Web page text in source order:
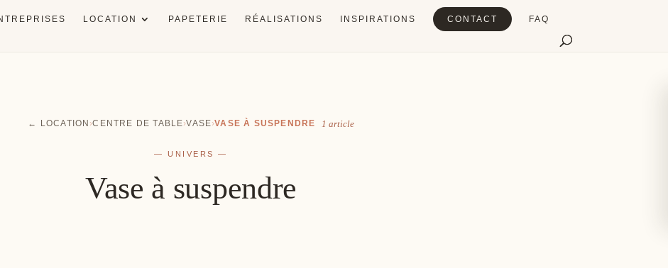
LOCATION PAPETERIE RÉALISATIONS INSPIRATIONS CONTACT FAQ
← LOCATION ›CENTRE DE TABLE›VASE›VASE À SUSPENDRE 1 article
— UNIVERS —
Vase à suspendre